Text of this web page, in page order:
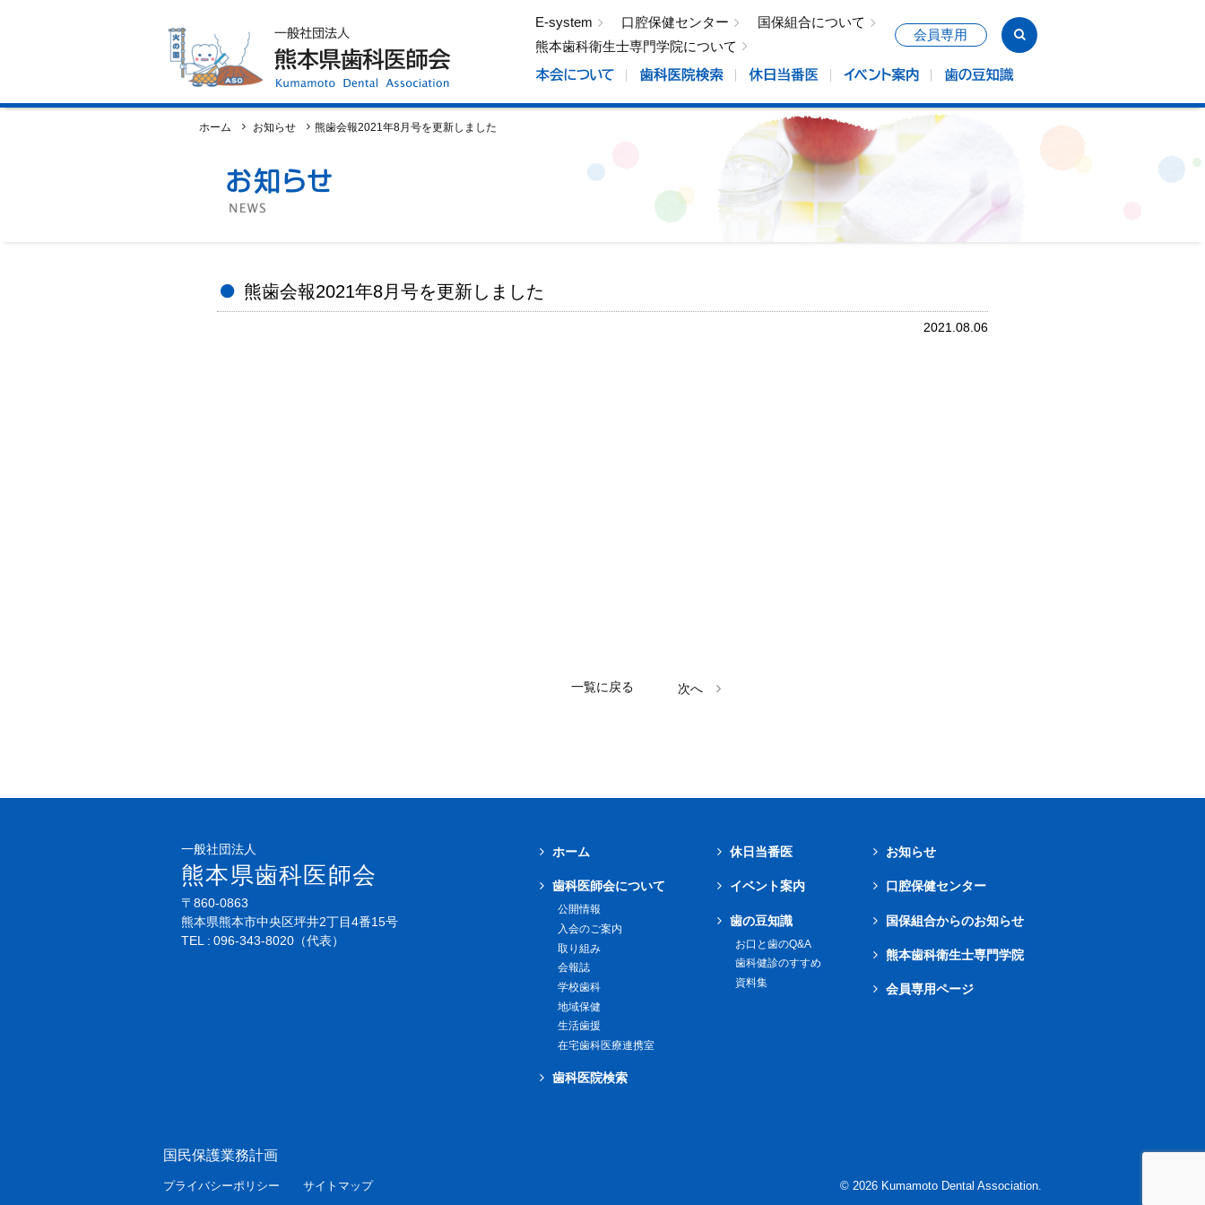
E-system 口腔保健センター
国保組合について
熊本歯科衛生士専門学院について
会員専用
ホーム お知らせ 熊歯会報2021年8月号を更新しました
熊歯会報2021年8月号を更新しました
2021.08.06
一覧に戻る 次へ
一般社団法人
熊本県歯科医師会
〒860-0863
熊本県熊本市中央区坪井2丁目4番15号
TEL
096-343-8020（代表）
ホーム
歯科医師会について
公開情報
入会のご案内
取り組み
会報誌
学校歯科
地域保健
生活歯援
在宅歯科医療連携室
歯科医院検索
休日当番医
イベント案内
歯の豆知識
お口と歯のQ&A
歯科健診のすすめ
資料集
お知らせ
口腔保健センター
国保組合からのお知らせ
熊本歯科衛生士専門学院
会員専用ページ
国民保護業務計画
プライバシーポリシー サイトマップ © 2026 Kumamoto Dental Association.
歯科医院検索
休日当番医
イベント案内
歯の豆知識
口腔保健センター
国保組合からのお知らせ
熊本歯科衛生士専門学院
プライバシーポリシー
サイトマップ